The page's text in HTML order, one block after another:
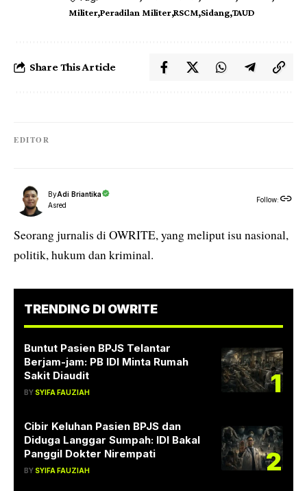
Militer Peradilan Militer RSCM Sidang TAUD
Share This Article
EDITOR
ByAdi Briantika
Asred
Follow:
Seorang jurnalis di OWRITE, yang meliput isu nasional,
politik, hukum dan kriminal.
TRENDING DI OWRITE
Buntut Pasien BPJS Telantar
Berjam-jam: PB IDI Minta Rumah
Sakit Diaudit
BY SYIFA FAUZIAH 1
Cibir Keluhan Pasien BPJS dan
Diduga Langgar Sumpah: IDI Bakal
Panggil Dokter Nirempati
BY SYIFA FAUZIAH 2